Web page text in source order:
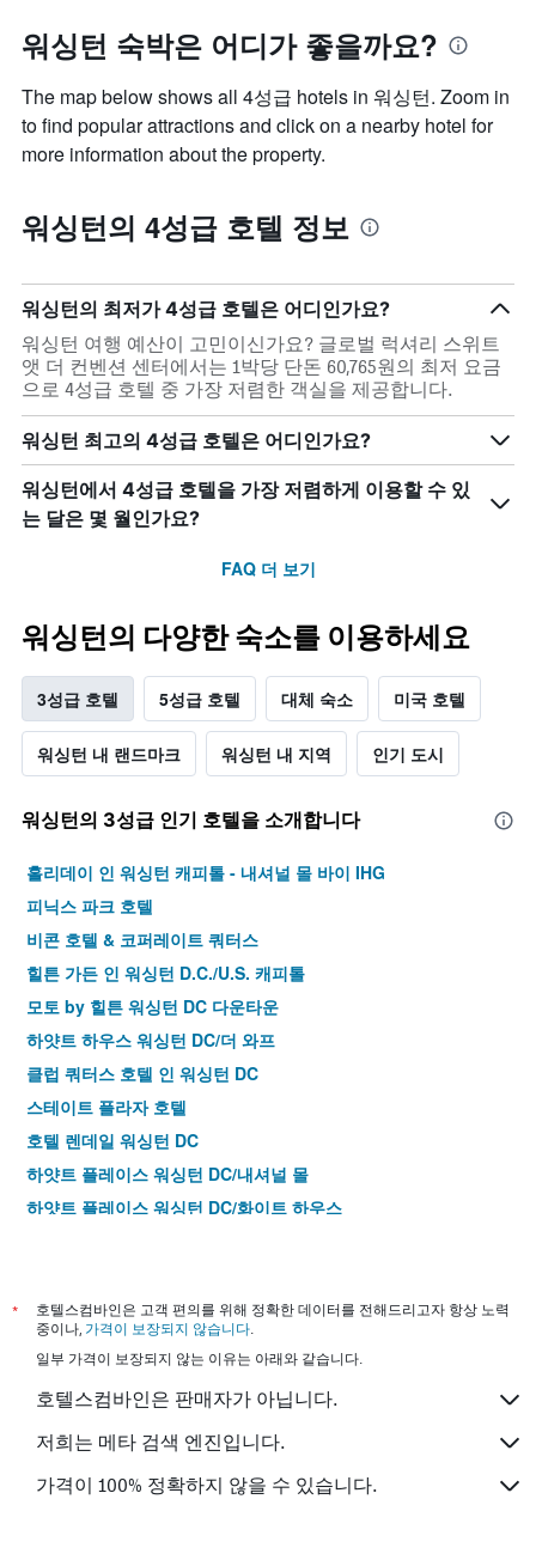
워싱턴 숙박은 어디가 좋을까요?
The map below shows all 4성급 hotels in 워싱턴. Zoom in
to find popular attractions and click on a nearby hotel for
more information about the property.
워싱턴의 4성급 호텔 정보
워싱턴​의 최저가 4성급 호텔은 어디인가요?
워싱턴 여행 예산이 고민이신가요? 글로벌 럭셔리 스위트
앳 더 컨벤션 센터​에서는 1박당 단돈 60,765원​의 최저 요금
으로 4성급​ 호텔 중 가장 저렴한 객실을 제공합니다.
워싱턴 최고의 4성급​ 호텔은 어디인가요?
워싱턴에서 4성급​ 호텔을 가장 저렴하게 이용할 수 있
는 달은 몇 월인가요?
FAQ 더 보기
워싱턴​의 다양한 숙소를 이용하세요
3성급 호텔 5성급 호텔 대체 숙소 미국 호텔
워싱턴 내 랜드마크 워싱턴 내 지역 인기 도시
워싱턴​의 3​성급 인기 호텔을 소개합니다
홀리데이 인 워싱턴 캐피톨 - 내셔널 몰 바이 IHG
피닉스 파크 호텔
비콘 호텔 & 코퍼레이트 쿼터스
힐튼 가든 인 워싱턴 D.C./U.S. 캐피톨
모토 by 힐튼 워싱턴 DC 다운타운
하얏트 하우스 워싱턴 DC/더 와프
클럽 쿼터스 호텔 인 워싱턴 DC
스테이트 플라자 호텔
호텔 렌데일 워싱턴 DC
하얏트 플레이스 워싱턴 DC/내셔널 몰
하얏트 플레이스 워싱턴 DC/화이트 하우스
레지던스 인 바이 메리어트 워싱턴, DC 내셔널 몰
워싱턴 메리어트 앳 메트로 센터
더 베론 호텔
엠버시 스위트 바이 힐튼 워싱턴 D.C. - 컨벤션 센터
더 퀸시, 애센드 컬렉션 호텔
*
호텔스컴바인은 고객 편의를 위해 정확한 데이터를 전해드리고자 항상 노력
중이나, 가격이 보장되지 않습니다.
일부 가격이 보장되지 않는 이유는 아래와 같습니다.
호텔스컴바인은 판매자가 아닙니다.
저희는 메타 검색 엔진입니다.
가격이 100% 정확하지 않을 수 있습니다.